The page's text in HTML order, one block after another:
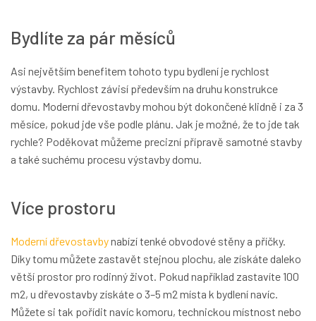
Bydlíte za pár měsíců
Asi největším benefitem tohoto typu bydlení je rychlost
výstavby. Rychlost závisí především na druhu konstrukce
domu. Moderní dřevostavby mohou být dokončené klidně i za 3
měsíce, pokud jde vše podle plánu. Jak je možné, že to jde tak
rychle? Poděkovat můžeme precizní přípravě samotné stavby
a také suchému procesu výstavby domu.
Více prostoru
Moderní dřevostavbynabízí tenké obvodové stěny a příčky.
Díky tomu můžete zastavět stejnou plochu, ale získáte daleko
větší prostor pro rodinný život. Pokud například zastavíte 100
m2, u dřevostavby získáte o 3–5 m2 místa k bydlení navíc.
Můžete si tak pořídit navíc komoru, technickou místnost nebo